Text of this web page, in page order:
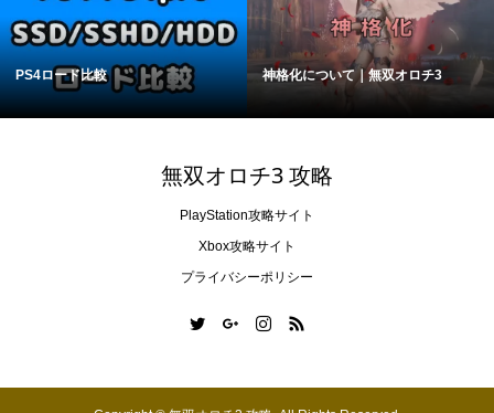
PS4ロード比較 神格化について｜無双オロチ3
無双オロチ3 攻略
PlayStation攻略サイト
Xbox攻略サイト
プライバシーポリシー